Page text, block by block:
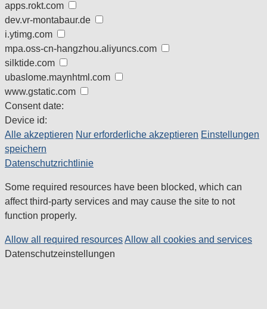
apps.rokt.com
dev.vr-montabaur.de
i.ytimg.com
mpa.oss-cn-hangzhou.aliyuncs.com
silktide.com
ubaslome.maynhtml.com
www.gstatic.com
Consent date:
Device id:
Alle akzeptieren Nur erforderliche akzeptieren Einstellungen
speichern
Datenschutzrichtlinie
Some required resources have been blocked, which can
affect third-party services and may cause the site to not
function properly.
Allow all required resourcesAllow all cookies and services
Datenschutzeinstellungen